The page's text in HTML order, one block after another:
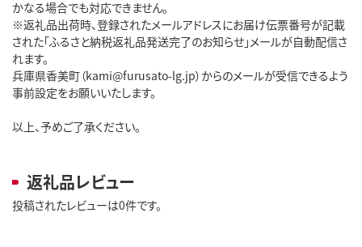
かなる場合でも対応できません。
※返礼品出荷時、登録されたメールアドレスにお届け伝票番号が記載
された「ふるさと納税返礼品発送完了のお知らせ」メールが自動配信さ
れます。
兵庫県香美町（kami@furusato-lg.jp）からのメールが受信できるよう
事前設定をお願いいたします。
以上、予めご了承ください。
返礼品レビュー
投稿されたレビューは0件です。